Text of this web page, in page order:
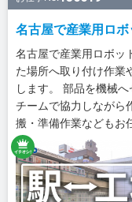
名古屋で産業用ロ
名古屋で産業用ロボッ
た場所へ取り付け作業
します。 部品を機械
チームで協力しながら
搬・準備作業などもお